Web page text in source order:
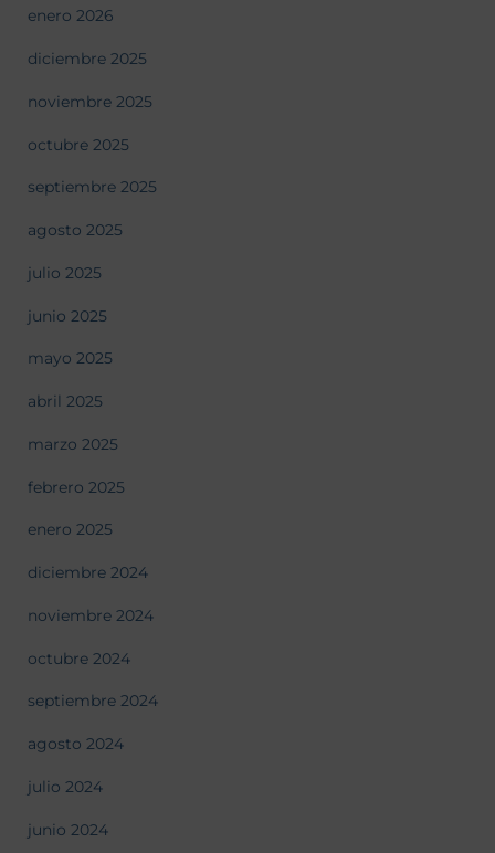
enero 2026
diciembre 2025
noviembre 2025
octubre 2025
septiembre 2025
agosto 2025
julio 2025
junio 2025
mayo 2025
abril 2025
marzo 2025
febrero 2025
enero 2025
diciembre 2024
noviembre 2024
octubre 2024
septiembre 2024
agosto 2024
julio 2024
junio 2024